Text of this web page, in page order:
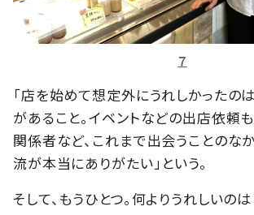
７
「店を始めて想定外にうれしかったの
があること。イベントなどの出店依頼
関係者など、これまで出会うことのな
流が本当にありがたい」という。
そして、もうひとつ。何よりうれしいのは